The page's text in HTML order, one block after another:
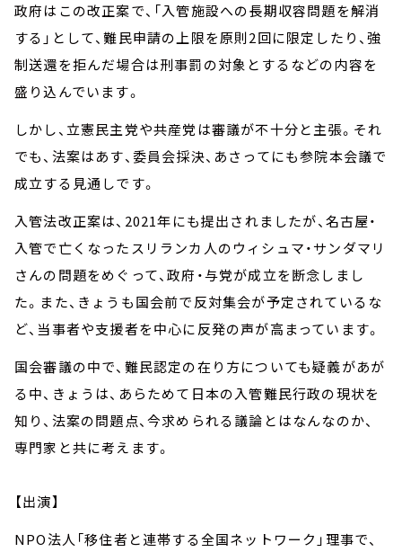
政府はこの改正案で、「入管施設への長期収容問題を解消
する」として、難民申請の上限を原則2回に限定したり、強
制送還を拒んだ場合は刑事罰の対象とするなどの内容を
盛り込んでいます。
しかし、立憲民主党や共産党は審議が不十分と主張。それ
でも、法案はあす、委員会採決、あさってにも参院本会議で
成立する見通しです。
入管法改正案は、2021年にも提出されましたが、名古屋・
入管で亡くなったスリランカ人のウィシュマ・サンダマリ
さんの問題をめぐって、政府・与党が成立を断念しまし
た。また、きょうも国会前で反対集会が予定されているな
ど、当事者や支援者を中心に反発の声が高まっています。
国会審議の中で、難民認定の在り方についても疑義があが
る中、きょうは、あらためて日本の入管難民行政の現状を
知り、法案の問題点、今求められる議論とはなんなのか、
専門家と共に考えます。
【出演】
NPO法人「移住者と連帯する全国ネットワーク」理事で、